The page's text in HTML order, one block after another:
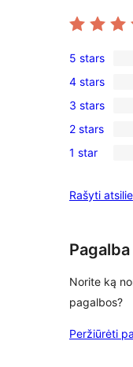
1
5-
star
review
5 stars
0
4-
star
reviews
4 stars
0
3-
star
3 stars
0
2-
reviews
2 stars
0
star
1 star
Rašyti
Pagalba
Norite ką
pagalbos?
Peržiūrėti